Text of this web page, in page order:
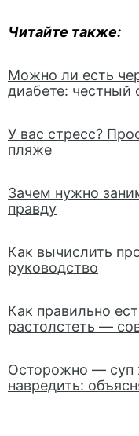
Читайте также:
Можно ли есть
диабете: честный
У вас стресс?
пляже
Зачем нужно
правду
Как вычислить
руководство
Как правильно
растолстеть —
Осторожно — суп
навредить: